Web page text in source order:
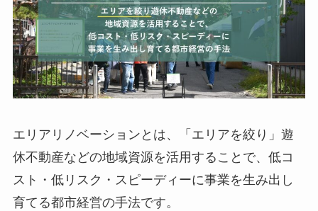
エリアリノベーションとは、「エリアを絞り」遊
休不動産などの地域資源を活用することで、低コ
スト・低リスク・スピーディーに事業を生み出し
育てる都市経営の手法です。